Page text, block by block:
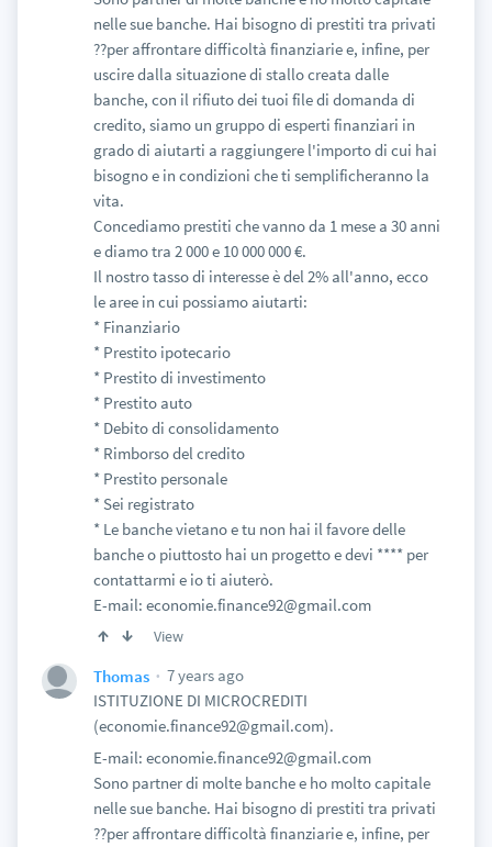
nelle sue banche. Hai bisogno di prestiti tra privati
??per affrontare difficoltà finanziarie e, infine, per
uscire dalla situazione di stallo creata dalle
banche, con il rifiuto dei tuoi file di domanda di
credito, siamo un gruppo di esperti finanziari in
grado di aiutarti a raggiungere l'importo di cui hai
bisogno e in condizioni che ti semplificheranno la
vita.
Concediamo prestiti che vanno da 1 mese a 30 anni
e diamo tra 2 000 e 10 000 000 €.
Il nostro tasso di interesse è del 2% all'anno, ecco
le aree in cui possiamo aiutarti:
* Finanziario
* Prestito ipotecario
* Prestito di investimento
* Prestito auto
* Debito di consolidamento
* Rimborso del credito
* Prestito personale
* Sei registrato
* Le banche vietano e tu non hai il favore delle
banche o piuttosto hai un progetto e devi **** per
contattarmi e io ti aiuterò.
E-mail: economie.finance92@gmail.com
View
Thomas
7 years ago
ISTITUZIONE DI MICROCREDITI
(economie.finance92@gmail.com).
E-mail: economie.finance92@gmail.com
Sono partner di molte banche e ho molto capitale
nelle sue banche. Hai bisogno di prestiti tra privati
??per affrontare difficoltà finanziarie e, infine, per